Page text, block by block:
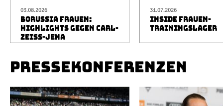
03.08.2026
BORUSSIA FRAUEN:
HIGHLIGHTS GEGEN CARL-
ZEISS-JENA
31.07.2026
INSIDE FRAUEN-
TRAININGSLAGER
PRESSEKONFERENZEN